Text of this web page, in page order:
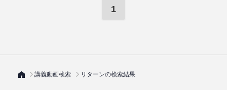
1
講義動画検索 リターンの検索結果